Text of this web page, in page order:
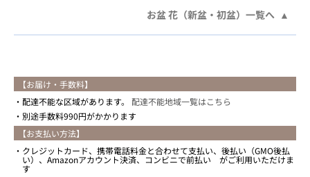
お盆 花（新盆・初盆）一覧へ
【お届け・手数料】
配達不能な区域があります。 配達不能地域一覧はこちら
別途手数料990円がかかります
【お支払い方法】
クレジットカード、携帯電話料金と合わせて支払い、後払い（GMO後払
い）、Amazonアカウント決済、コンビニで前払い がご利用いただけま
す